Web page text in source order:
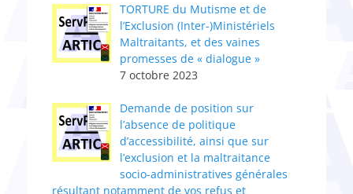
TORTURE du Mutisme et de
l’Exclusion (Inter-)Ministériels
Maltraitants, et des vaines
promesses de « dialogue »
7 octobre 2023
Demande de position sur
l’absence de politique
d’accessibilité, ainsi que sur
l’exclusion et la maltraitance
socio-administratives générales
résultant notamment de vos refus et